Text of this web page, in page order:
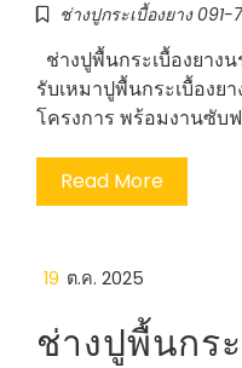
ช่างปูกระเบื้องยาง
ช่างปูพื้นกระเบื้องยาง
รับเหมาปูพื้นกระเบื้องย
โครงการ พร้อมงานซับ
Read More
19 ต.ค. 2025
ช่างปูพื้นกร